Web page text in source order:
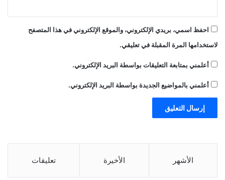
احفظ اسمي، بريدي الإلكتروني، والموقع الإلكتروني في هذا المتصفح
لاستخدامها المرة المقبلة في تعليقي.
أعلمني بمتابعة التعليقات بواسطة البريد الإلكتروني.
أعلمني بالمواضيع الجديدة بواسطة البريد الإلكتروني.
الأشهر الأخيرة تعليقات